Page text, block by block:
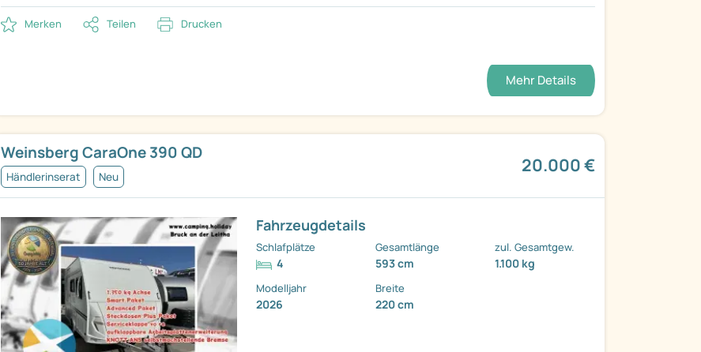
Merken Teilen Drucken
Mehr Details
Weinsberg CaraOne 390 QD
Händlerinserat Neu
20.000 €
Fahrzeugdetails
Schlafplätze
4
Gesamtlänge
593 cm
zul. Gesamtgew.
1.100 kg
Modelljahr
2026
Breite
220 cm